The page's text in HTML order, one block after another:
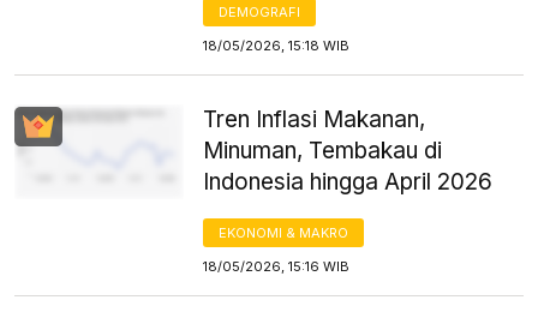
DEMOGRAFI
18/05/2026, 15:18 WIB
Tren Inflasi Makanan,
Minuman, Tembakau di
Indonesia hingga April 2026
EKONOMI & MAKRO
18/05/2026, 15:16 WIB